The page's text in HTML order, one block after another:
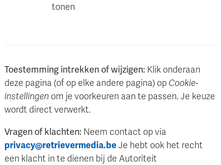
tonen
Toestemming intrekken of wijzigen: Klik onderaan
deze pagina (of op elke andere pagina) op Cookie-
instellingen om je voorkeuren aan te passen. Je keuze
wordt direct verwerkt.
Vragen of klachten: Neem contact op via
privacy@retrievermedia.beJe hebt ook het recht
een klacht in te dienen bij de Autoriteit